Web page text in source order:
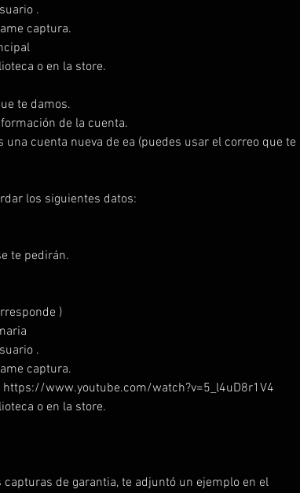
.
captura.
o en la store.
te damos.
de la cuenta.
cuenta nueva de ea (puedes usar el correo que te
los siguientes datos:
te pedirán.
)
.
captura.
www.youtube.com/watch?v=5_l4uD8r1V4
o en la store.
de garantia, te adjuntó un ejemplo en el